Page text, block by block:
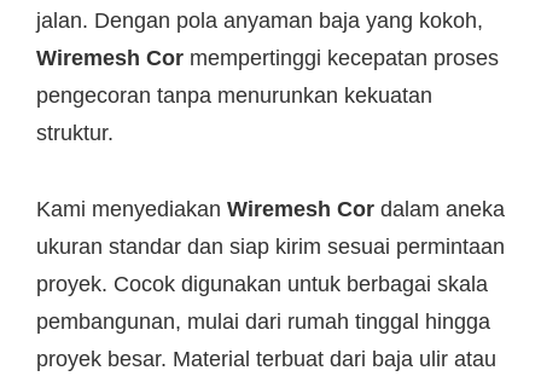
jalan. Dengan pola anyaman baja yang kokoh,
Wiremesh Cor mempertinggi kecepatan proses
pengecoran tanpa menurunkan kekuatan
struktur.
Kami menyediakan Wiremesh Cor dalam aneka
ukuran standar dan siap kirim sesuai permintaan
proyek. Cocok digunakan untuk berbagai skala
pembangunan, mulai dari rumah tinggal hingga
proyek besar. Material terbuat dari baja ulir atau